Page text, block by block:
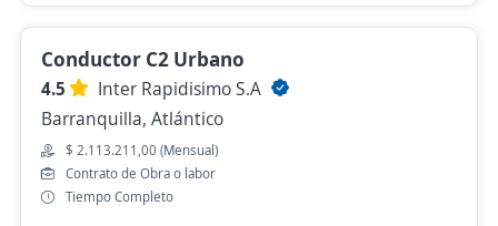
Conductor C2 Urbano
4.5
Inter Rapidisimo S.A
Barranquilla, Atlántico
$ 2.113.211,00 (Mensual)
Contrato de Obra o labor
Tiempo Completo